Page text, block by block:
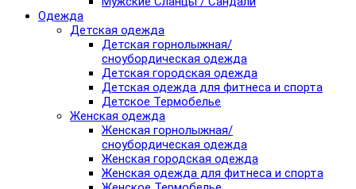
Одежда
Детская одежда
Детская горнолыжная/
сноубордическая одежда
Детская городская одежда
Детская одежда для фитнеса и спорта
Детское Термобелье
Женская одежда
Женская горнолыжная/
сноубордическая одежда
Женская городская одежда
Женская одежда для фитнеса и спорта